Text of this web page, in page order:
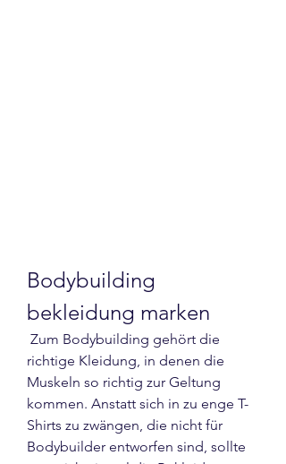
Bodybuilding
bekleidung marken
richtige Kleidung, in denen die
Muskeln so richtig zur Geltung
kommen. Anstatt sich in zu enge T-
Shirts zu zwängen, die nicht für
Bodybuilder entworfen sind, sollte